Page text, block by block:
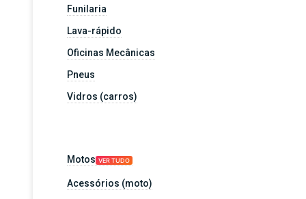
Funilaria
Lava-rápido
Oficinas Mecânicas
Pneus
Vidros (carros)
Motos VER TUDO
Acessórios (moto)